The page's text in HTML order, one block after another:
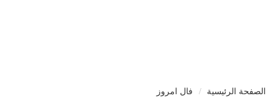
الصفحة الرئيسية فال امروز